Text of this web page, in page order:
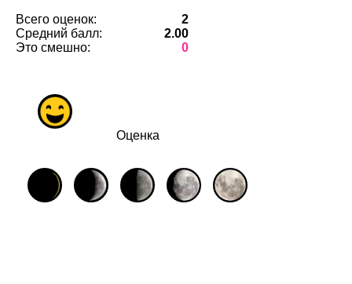
Всего оценок:
2
Средний балл:
2.00
Это смешно:
0
Оценка